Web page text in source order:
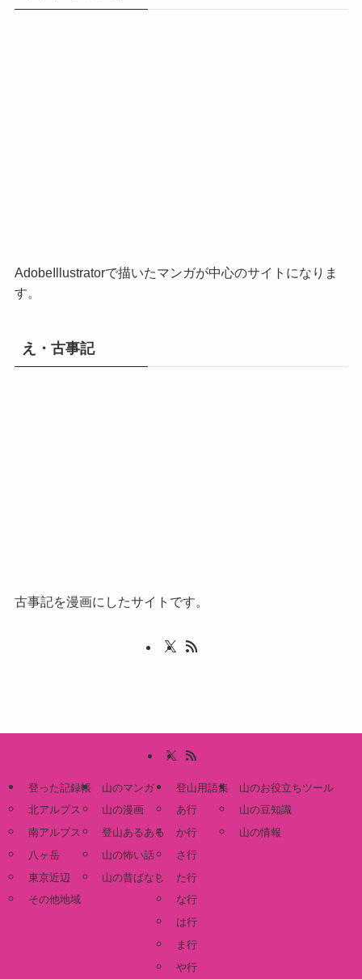
AdobeIllustratorで描いたマンガが中心のサイトになりま
す。
え・古事記
古事記を漫画にしたサイトです。
登った記録帳
北アルプス
南アルプス
八ヶ岳
東京近辺
その他地域
山のマンガ
山の漫画
登山あるある
山の怖い話
山の昔ばなし
登山用語集
あ行
か行
さ行
た行
な行
は行
ま行
や行
山のお役立ちツール
山の豆知識
山の情報